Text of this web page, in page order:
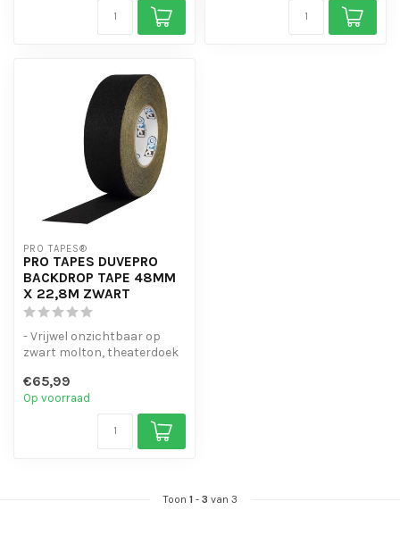
PRO TAPES®
PRO TAPES DUVEPRO
BACKDROP TAPE 48MM
X 22,8M ZWART
- Vrijwel onzichtbaar op
zwart molton, theaterdoek
- Herstelt snel ...
€65,99
Op voorraad
Toon 1- 3 van 3